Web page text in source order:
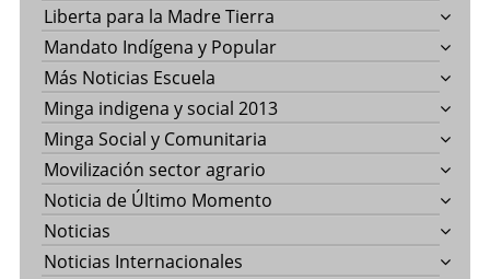
Liberta para la Madre Tierra
Mandato Indígena y Popular
Más Noticias Escuela
Minga indigena y social 2013
Minga Social y Comunitaria
Movilización sector agrario
Noticia de Último Momento
Noticias
Noticias Internacionales